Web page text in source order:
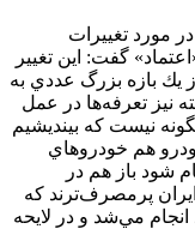
مورد تغييرات
گفت: اين تغيير
يك بازه بزرگ عددي به
نيز تعرفه‌ها در عمل
نيست كه بينديشيم
هم خودروهاي
شود باز هم در
پرمصرف‌ترند كه
مي‌شد و در لايحه